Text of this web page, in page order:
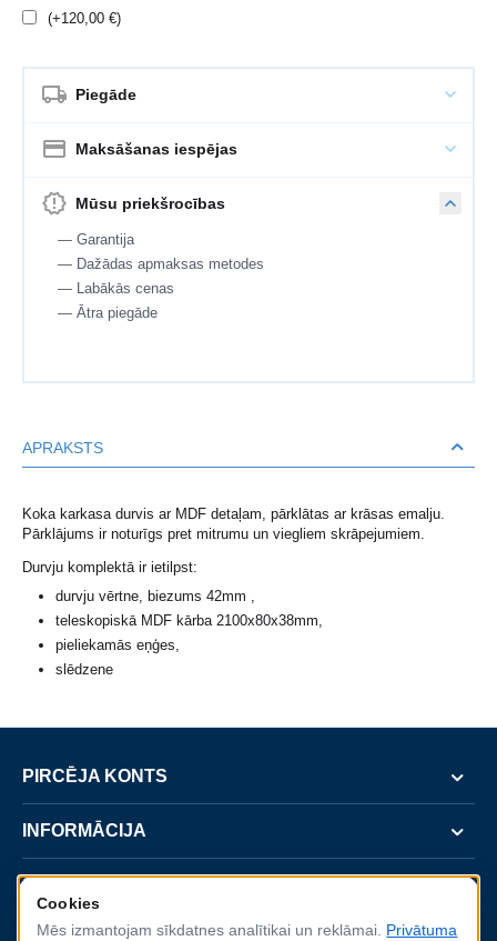
(+120,00 €)
Piegāde
Maksāšanas iespējas
Mūsu priekšrocības
— Garantija
— Dažādas apmaksas metodes
— Labākās cenas
— Ātra piegāde
APRAKSTS
Koka karkasa durvis ar MDF detaļam, pārklātas ar krāsas emalju.
Pārklājums ir noturīgs pret mitrumu un viegliem skrāpejumiem.
Durvju komplektā ir ietilpst:
durvju vērtne, biezums 42mm ,
teleskopiskā MDF kārba 2100x80x38mm,
pieliekamās eņģes,
slēdzene
PIRCĒJA KONTS
INFORMĀCIJA
SERVISS
Cookies
Mēs izmantojam sīkdatnes analītikai un reklāmai. Privātuma